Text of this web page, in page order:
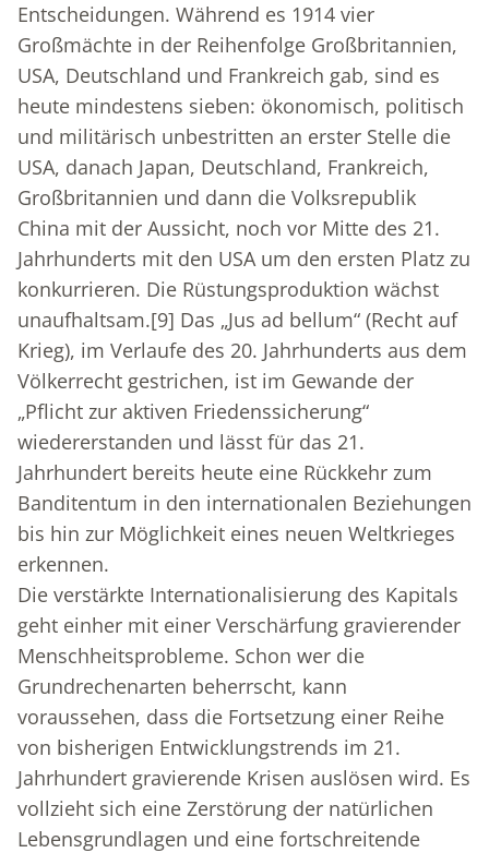
Entscheidungen. Während es 1914 vier
Großmächte in der Reihenfolge Großbritannien,
USA, Deutschland und Frankreich gab, sind es
heute mindestens sieben: ökonomisch, politisch
und militärisch unbestritten an erster Stelle die
USA, danach Japan, Deutschland, Frankreich,
Großbritannien und dann die Volksrepublik
China mit der Aussicht, noch vor Mitte des 21.
Jahrhunderts mit den USA um den ersten Platz zu
konkurrieren. Die Rüstungsproduktion wächst
unaufhaltsam.[9] Das „Jus ad bellum“ (Recht auf
Krieg), im Verlaufe des 20. Jahrhunderts aus dem
Völkerrecht gestrichen, ist im Gewande der
„Pflicht zur aktiven Friedenssicherung“
wiedererstanden und lässt für das 21.
Jahrhundert bereits heute eine Rückkehr zum
Banditentum in den internationalen Beziehungen
bis hin zur Möglichkeit eines neuen Weltkrieges
erkennen.
Die verstärkte Internationalisierung des Kapitals
geht einher mit einer Verschärfung gravierender
Menschheitsprobleme. Schon wer die
Grundrechenarten beherrscht, kann
voraussehen, dass die Fortsetzung einer Reihe
von bisherigen Entwicklungstrends im 21.
Jahrhundert gravierende Krisen auslösen wird. Es
vollzieht sich eine Zerstörung der natürlichen
Lebensgrundlagen und eine fortschreitende